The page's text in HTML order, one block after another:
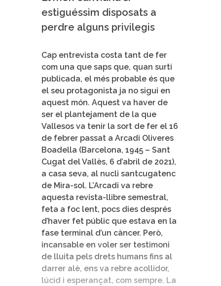
estiguéssim disposats a
perdre alguns privilegis
Cap entrevista costa tant de fer
com una que saps que, quan surti
publicada, el més probable és que
el seu protagonista ja no sigui en
aquest món. Aquest va haver de
ser el plantejament de la que
Vallesos va tenir la sort de fer el 16
de febrer passat a Arcadi Oliveres
Boadella (Barcelona, 1945 – Sant
Cugat del Vallès, 6 d’abril de 2021),
a casa seva, al nucli santcugatenc
de Mira-sol. L’Arcadi va rebre
aquesta revista-llibre semestral,
feta a foc lent, pocs dies després
d’haver fet públic que estava en la
fase terminal d’un càncer. Però,
incansable en voler ser testimoni
de lluita pels drets humans fins al
darrer alè, ens va rebre acollidor,
lúcid i esperançat, com sempre. La